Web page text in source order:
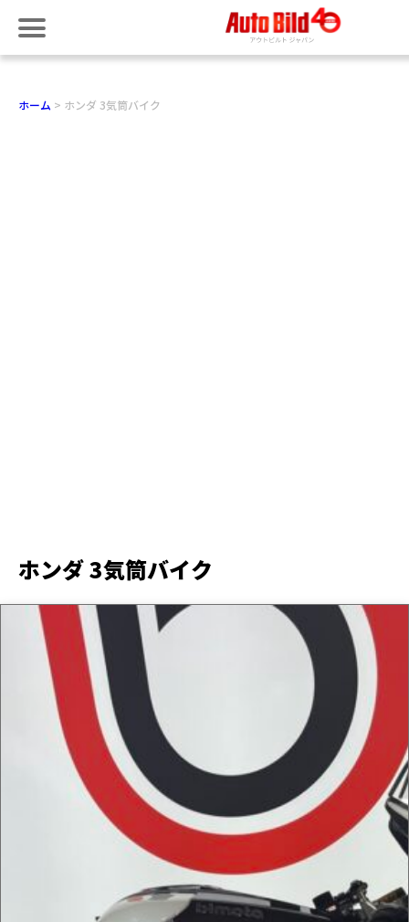
ホーム ホンダ 3気筒バイク
ホンダ 3気筒バイク